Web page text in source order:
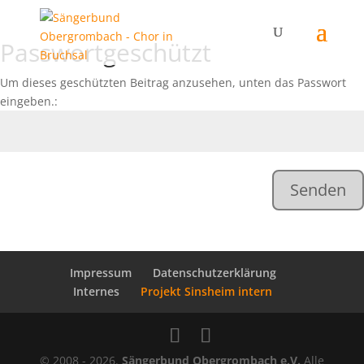
Passwortgeschützt
Um dieses geschützten Beitrag anzusehen, unten das Passwort
eingeben.:
Senden
Impressum
Datenschutzerklärung
Internes
Projekt Sinsheim intern
© 2008 - 2026. Sängerbund Obergrombach e.V. Alle